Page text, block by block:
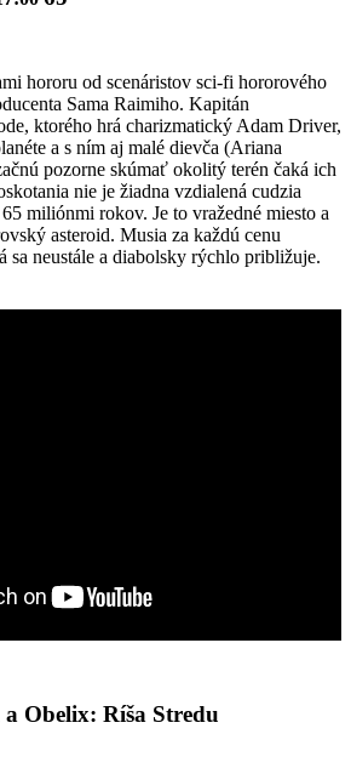
hororu od scenáristov sci-fi hororového
Sama Raimiho. Kapitán
ktorého hrá charizmatický Adam Driver,
a s ním aj malé dievča (Ariana
pozorne skúmať okolitý terén čaká ich
nie je žiadna vzdialená cudzia
miliónmi rokov. Je to vražedné miesto a
asteroid. Musia za každú cenu
sa neustále a diabolsky rýchlo približuje.
Obelix: Ríša Stredu